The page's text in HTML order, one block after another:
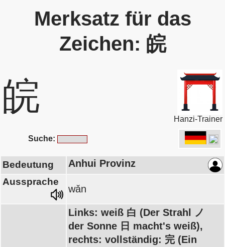
Merksatz für das
Zeichen: 皖
皖
Hanzi-Trainer
Suche:
Bedeutung Anhui Provinz
Aussprache
wǎn
Links: weiß 白 (Der Strahl ノ
der Sonne 日 macht's weiß),
rechts: vollständig: 完 (Ein